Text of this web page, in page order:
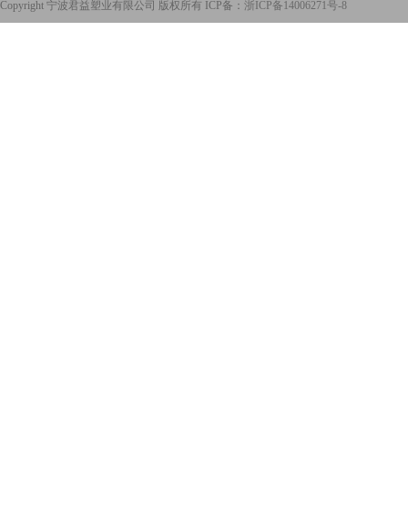
Copyright 宁波君益塑业有限公司 版权所有 ICP备： 浙ICP备14006271号-8